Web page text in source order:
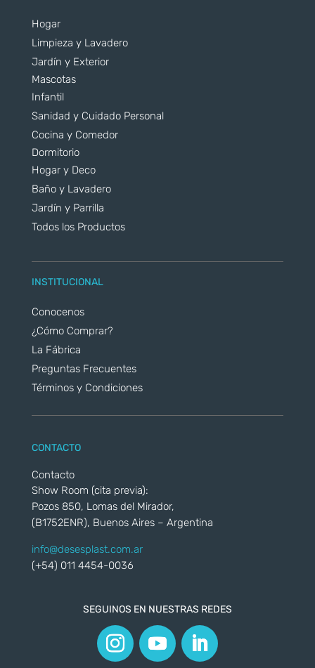
Hogar
Limpieza y Lavadero
Jardín y Exterior
Mascotas
Infantil
Sanidad y Cuidado Personal
Cocina y Comedor
Dormitorio
Hogar y Deco
Baño y Lavadero
Jardín y Parrilla
Todos los Productos
INSTITUCIONAL
Conocenos
¿Cómo Comprar?
La Fábrica
Preguntas Frecuentes
Términos y Condiciones
CONTACTO
Contacto
Show Room (cita previa):
Pozos 850, Lomas del Mirador,
(B1752ENR), Buenos Aires – Argentina
info@desesplast.com.ar
(+54) 011 4454-0036
SEGUINOS EN NUESTRAS REDES